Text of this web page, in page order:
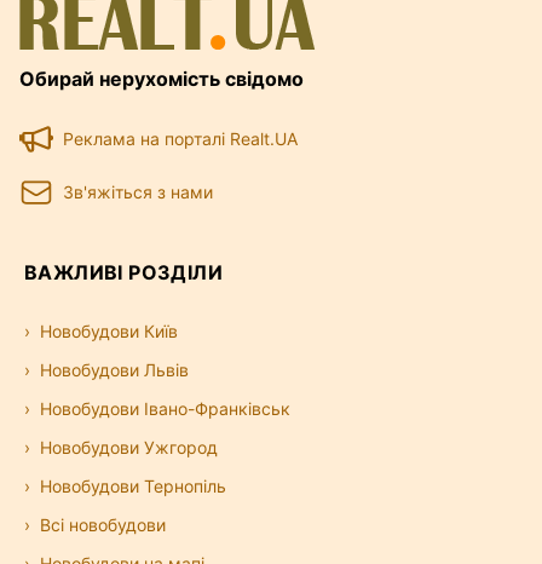
Обирай нерухомість свідомо
Реклама на порталі Realt.UA
Зв'яжіться з нами
ВАЖЛИВІ РОЗДІЛИ
Новобудови Київ
Новобудови Львів
Новобудови Івано-Франківськ
Новобудови Ужгород
Новобудови Тернопіль
Всі новобудови